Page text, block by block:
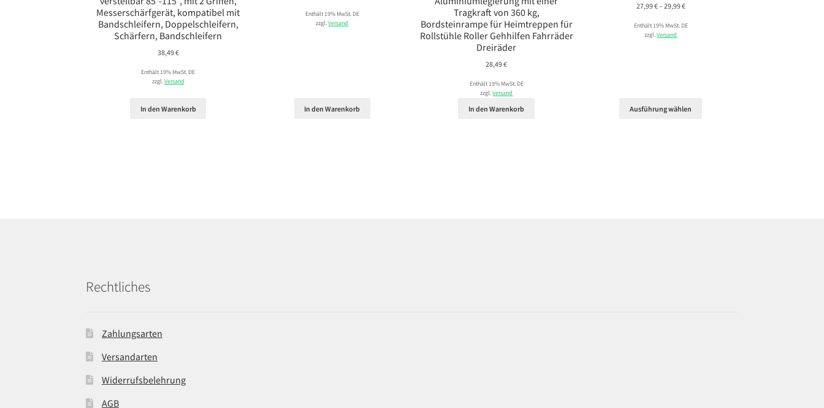
Messerschärfgerät, kompatibel mit
Bandschleifern, Doppelschleifern,
Schärfern, Bandschleifern
38,49€
Enthält 19% MwSt. DE
zzgl.Versand
In den Warenkorb
Enthält 19% MwSt. DE
zzgl.Versand
In den Warenkorb
Tragkraft von 360 kg,
Bordsteinrampe für Heimtreppen für
Rollstühle Roller Gehhilfen Fahrräder
Dreiräder
28,49€
Enthält 19% MwSt. DE
zzgl.Versand
In den Warenkorb
27,99€– 29,99€Preisspanne:
bis
Enthält 19% MwSt. DE
zzgl.Versand
Ausführung wählen
Rechtliches
Zahlungsarten
Versandarten
Widerrufsbelehrung
AGB